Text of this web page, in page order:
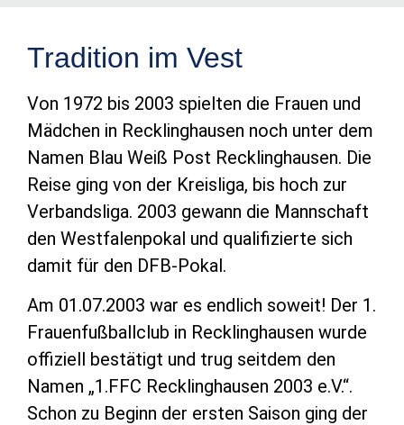
Tradition im Vest
Von 1972 bis 2003 spielten die Frauen und
Mädchen in Recklinghausen noch unter dem
Namen Blau Weiß Post Recklinghausen. Die
Reise ging von der Kreisliga, bis hoch zur
Verbandsliga. 2003 gewann die Mannschaft
den Westfalenpokal und qualifizierte sich
damit für den DFB-Pokal.
Am 01.07.2003 war es endlich soweit! Der 1.
Frauenfußballclub in Recklinghausen wurde
offiziell bestätigt und trug seitdem den
Namen „1.FFC Recklinghausen 2003 e.V.“.
Schon zu Beginn der ersten Saison ging der